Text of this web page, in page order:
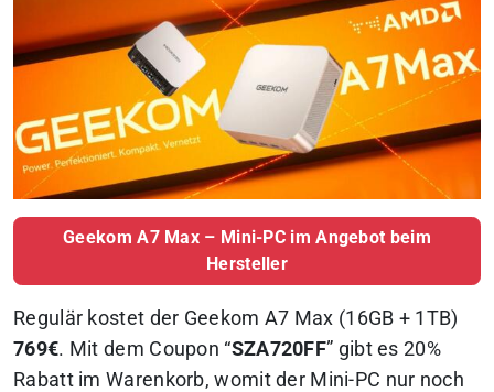
Geekom A7 Max – Mini-PC im Angebot beim
Hersteller
Regulär kostet der Geekom A7 Max (16GB + 1TB)
769€. Mit dem Coupon “SZA720FF” gibt es 20%
Rabatt im Warenkorb, womit der Mini-PC nur noch